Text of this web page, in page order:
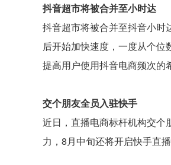
抖音超市将被合并至小时达
抖音超市将被合并至抖音小时
后开始加快速度，一度从个位
提高用户使用抖音电商频次的
交个朋友全员入驻快手
近日，直播电商标杆机构交
力，8月中旬还将开启快手直播